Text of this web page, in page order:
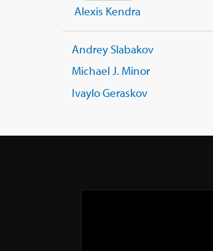
Alexis Kendra
Andrey Slabakov
Michael J. Minor
Ivaylo Geraskov